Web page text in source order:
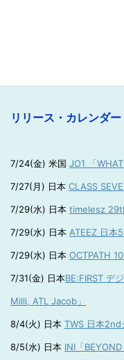
リリース・カレンダー
7/24(金) 米国 JO1 「
7/27(月) 日本 CLASS
7/29(水) 日本 timelesz
7/29(水) 日本 ATEEZ 日本
7/29(水) 日本 OCTPATH
7/31(金) 日本BE:FIRST デ
Milli, ATL Jacob」
8/4(火) 日本 TWS 日本2nd
8/5(水) 日本 INI「